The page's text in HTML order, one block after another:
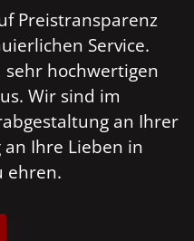
Preistransparenz
Service.
sehr hochwertigen
Wir sind im
an Ihrer
Ihre Lieben in
ehren.